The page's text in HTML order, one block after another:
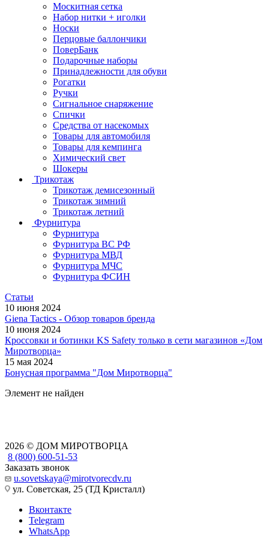
Москитная сетка
Набор нитки + иголки
Носки
Перцовые баллончики
ПоверБанк
Подарочные наборы
Принадлежности для обуви
Рогатки
Ручки
Сигнальное снаряжение
Спички
Средства от насекомых
Товары для автомобиля
Товары для кемпинга
Химический свет
Шокеры
Трикотаж
Трикотаж демисезонный
Трикотаж зимний
Трикотаж летний
Фурнитура
Фурнитура
Фурнитура ВС РФ
Фурнитура МВД
Фурнитура МЧС
Фурнитура ФСИН
Статьи
10 июня 2024
Giena Tactics - Обзор товаров бренда
10 июня 2024
Кроссовки и ботинки KS Safety только в сети магазинов «Дом
Миротворца»
15 мая 2024
Бонусная программа "Дом Миротворца"
Элемент не найден
2026 © ДОМ МИРОТВОРЦА
8 (800) 600-51-53
Заказать звонок
u.sovetskaya@mirotvorecdv.ru
ул. Советская, 25 (ТД Кристалл)
Вконтакте
Telegram
WhatsApp